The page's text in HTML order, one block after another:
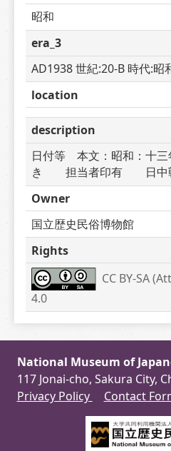
昭和
era_3
AD1938 世紀:20-B 時代:昭
location
description
日付等　本文：昭和：十
き　　担当者印有　　日中
Owner
国立歴史民俗博物館
Rights
CC BY-SA
4.0
National Museum of
117 Jonai-cho, Sakura City,
Privacy Policy
Contact